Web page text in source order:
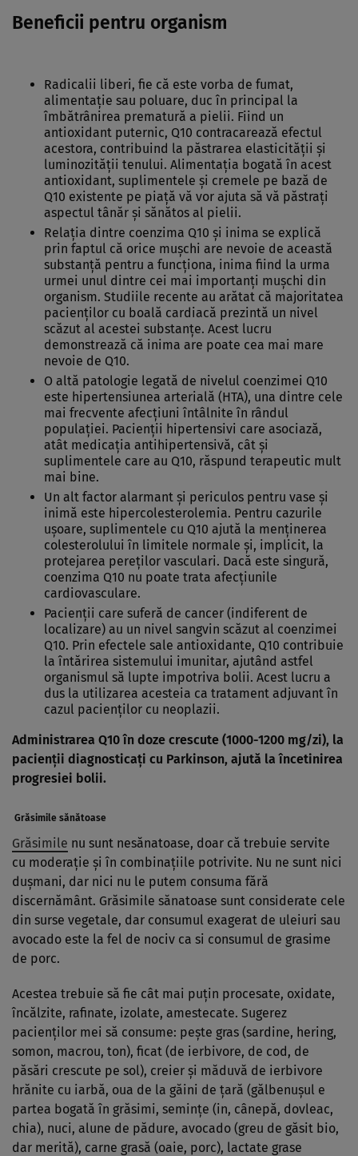
Beneficii pentru organism
Radicalii liberi, fie că este vorba de fumat,
alimentaţie sau poluare, duc în principal la
îmbătrânirea prematură a pielii. Fiind un
antioxidant puternic, Q10 contracarează efectul
acestora, contribuind la păstrarea elasticităţii şi
luminozităţii tenului. Alimentaţia bogată în acest
antioxidant, suplimentele şi cremele pe bază de
Q10 existente pe piaţă vă vor ajuta să vă păstraţi
aspectul tânăr şi sănătos al pielii.
Relaţia dintre coenzima Q10 şi inima se explică
prin faptul că orice muşchi are nevoie de această
substanţă pentru a funcţiona, inima fiind la urma
urmei unul dintre cei mai importanţi muşchi din
organism. Studiile recente au arătat că majoritatea
pacienţilor cu boală cardiacă prezintă un nivel
scăzut al acestei substanţe. Acest lucru
demonstrează că inima are poate cea mai mare
nevoie de Q10.
O altă patologie legată de nivelul coenzimei Q10
este hipertensiunea arterială (HTA), una dintre cele
mai frecvente afecţiuni întâlnite în rândul
populaţiei. Pacienţii hipertensivi care asociază,
atât medicaţia antihipertensivă, cât şi
suplimentele care au Q10, răspund terapeutic mult
mai bine.
Un alt factor alarmant şi periculos pentru vase şi
inimă este hipercolesterolemia. Pentru cazurile
uşoare, suplimentele cu Q10 ajută la menţinerea
colesterolului în limitele normale şi, implicit, la
protejarea pereţilor vasculari. Dacă este singură,
coenzima Q10 nu poate trata afecţiunile
cardiovasculare.
Pacienţii care suferă de cancer (indiferent de
localizare) au un nivel sangvin scăzut al coenzimei
Q10. Prin efectele sale antioxidante, Q10 contribuie
la întărirea sistemului imunitar, ajutând astfel
organismul să lupte impotriva bolii. Acest lucru a
dus la utilizarea acesteia ca tratament adjuvant în
cazul pacienţilor cu neoplazii.
Administrarea Q10 în doze crescute (1000-1200 mg/zi), la
pacienţii diagnosticaţi cu Parkinson, ajută la încetinirea
progresiei bolii.
Grăsimile sănătoase
Grăsimile nu sunt nesănatoase, doar că trebuie servite
cu moderaţie şi în combinaţiile potrivite. Nu ne sunt nici
duşmani, dar nici nu le putem consuma fără
discernământ. Grăsimile sănatoase sunt considerate cele
din surse vegetale, dar consumul exagerat de uleiuri sau
avocado este la fel de nociv ca si consumul de grasime
de porc.
Acestea trebuie să fie cât mai puţin procesate, oxidate,
încălzite, rafinate, izolate, amestecate. Sugerez
pacienţilor mei să consume: peşte gras (sardine, hering,
somon, macrou, ton), ficat (de ierbivore, de cod, de
păsări crescute pe sol), creier şi măduvă de ierbivore
hrănite cu iarbă, oua de la găini de ţară (gălbenuşul e
partea bogată în grăsimi, seminţe (in, cânepă, dovleac,
chia), nuci, alune de pădure, avocado (greu de găsit bio,
dar merită), carne grasă (oaie, porc), lactate grase